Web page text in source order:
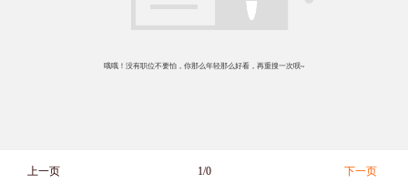
哦哦！没有职位不要怕，你那么年轻那么好看，再重搜一次呗~
上一页 1/0 下一页